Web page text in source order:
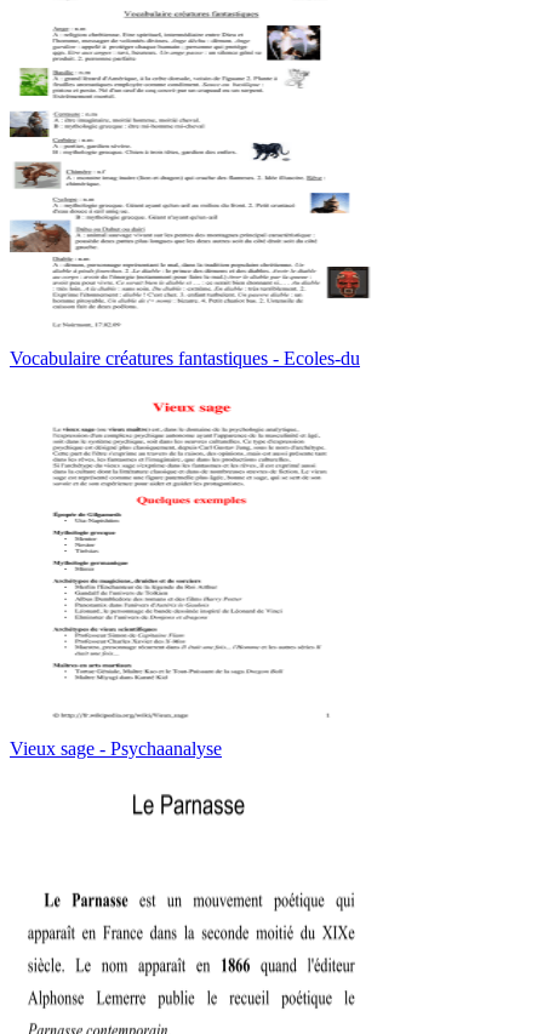
Vocabulaire créatures fantastiques - Ecoles-du
Vieux sage - Psychaanalyse